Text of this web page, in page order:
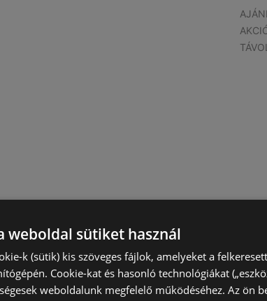
weboldal sütiket használ
k (sütik) kis szöveges fájlok, amelyeket a
Cookie-kat és hasonló technológiákat
weboldalunk megfelelő működéséhez. Az ön